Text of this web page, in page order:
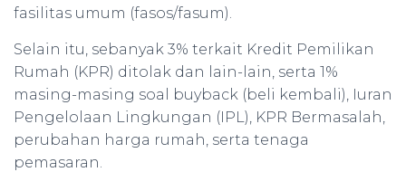
fasilitas umum (fasos/fasum).
Selain itu, sebanyak 3% terkait Kredit Pemilikan
Rumah (KPR) ditolak dan lain-lain, serta 1%
masing-masing soal buyback (beli kembali), Iuran
Pengelolaan Lingkungan (IPL), KPR Bermasalah,
perubahan harga rumah, serta tenaga
pemasaran.